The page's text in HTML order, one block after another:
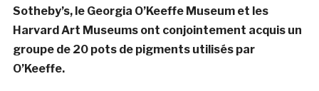
Sotheby’s, le Georgia O’Keeffe Museum et les
Harvard Art Museums ont conjointement acquis un
groupe de 20 pots de pigments utilisés par
O’Keeffe.